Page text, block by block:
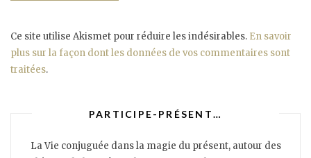
Ce site utilise Akismet pour réduire les indésirables. En savoir
plus sur la façon dont les données de vos commentaires sont
traitées.
PARTICIPE-PRÉSENT…
La Vie conjuguée dans la magie du présent, autour des